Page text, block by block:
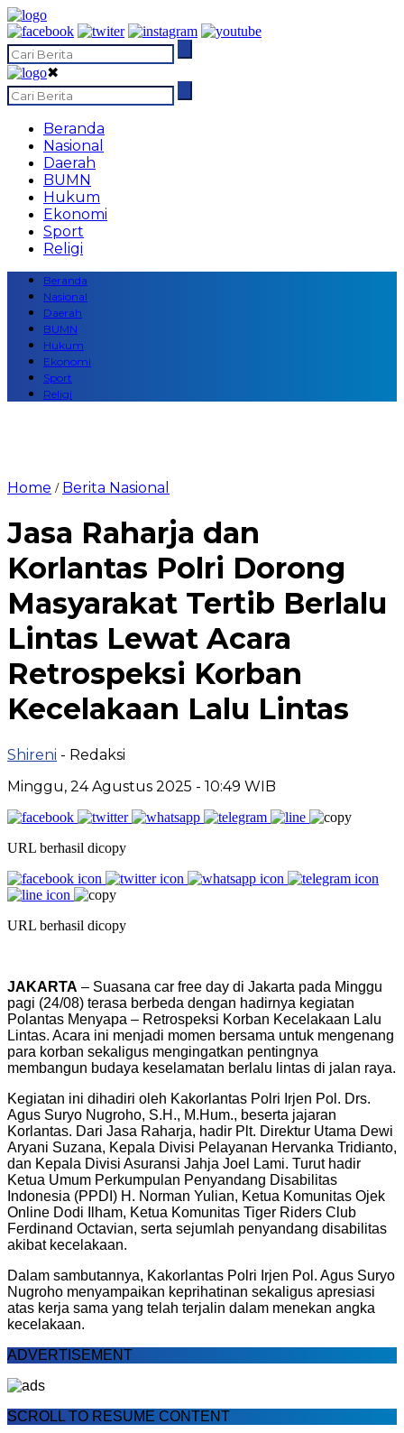
✖
Beranda
Nasional
Daerah
BUMN
Hukum
Ekonomi
Sport
Religi
Beranda
Nasional
Daerah
BUMN
Hukum
Ekonomi
Sport
Religi
Home / Berita Nasional
Jasa Raharja dan
Korlantas Polri Dorong
Masyarakat Tertib Berlalu
Lintas Lewat Acara
Retrospeksi Korban
Kecelakaan Lalu Lintas
Shireni - Redaksi
Minggu, 24 Agustus 2025 - 10:49 WIB
URL berhasil dicopy
URL berhasil dicopy
JAKARTA – Suasana car free day di Jakarta pada Minggu
pagi (24/08) terasa berbeda dengan hadirnya kegiatan
Polantas Menyapa – Retrospeksi Korban Kecelakaan Lalu
Lintas. Acara ini menjadi momen bersama untuk mengenang
para korban sekaligus mengingatkan pentingnya
membangun budaya keselamatan berlalu lintas di jalan raya.
Kegiatan ini dihadiri oleh Kakorlantas Polri Irjen Pol. Drs.
Agus Suryo Nugroho, S.H., M.Hum., beserta jajaran
Korlantas. Dari Jasa Raharja, hadir Plt. Direktur Utama Dewi
Aryani Suzana, Kepala Divisi Pelayanan Hervanka Tridianto,
dan Kepala Divisi Asuransi Jahja Joel Lami. Turut hadir
Ketua Umum Perkumpulan Penyandang Disabilitas
Indonesia (PPDI) H. Norman Yulian, Ketua Komunitas Ojek
Online Dodi Ilham, Ketua Komunitas Tiger Riders Club
Ferdinand Octavian, serta sejumlah penyandang disabilitas
akibat kecelakaan.
Dalam sambutannya, Kakorlantas Polri Irjen Pol. Agus Suryo
Nugroho menyampaikan keprihatinan sekaligus apresiasi
atas kerja sama yang telah terjalin dalam menekan angka
kecelakaan.
ADVERTISEMENT
SCROLL TO RESUME CONTENT